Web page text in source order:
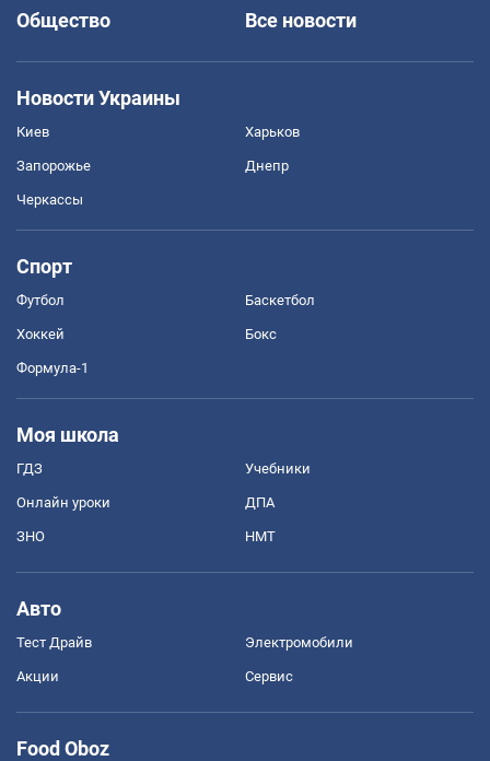
Общество
Все новости
Новости Украины
Киев Харьков
Запорожье Днепр
Черкассы
Спорт
Футбол Баскетбол
Хоккей Бокс
Формула-1
Моя школа
ГДЗ Учебники
Онлайн уроки ДПА
ЗНО НМТ
Авто
Тест Драйв Электромобили
Акции Сервис
Food Oboz